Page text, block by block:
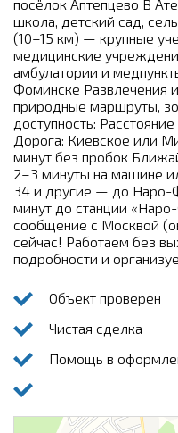
посёлок Аптепцево В
школа, детский сад,
(10–15 км) — крупные
медицинские
амбулатории и
Фоминске Развлечения
природные маршруты,
доступность:
Дорога: Киевское или
минут без пробок
2–3 минуты на машине
34 и другие — до Наро-
минут до станции
сообщение с Москвой
сейчас! Работаем без
подробности и
Объект проверен
Чистая сделка
Помощь в